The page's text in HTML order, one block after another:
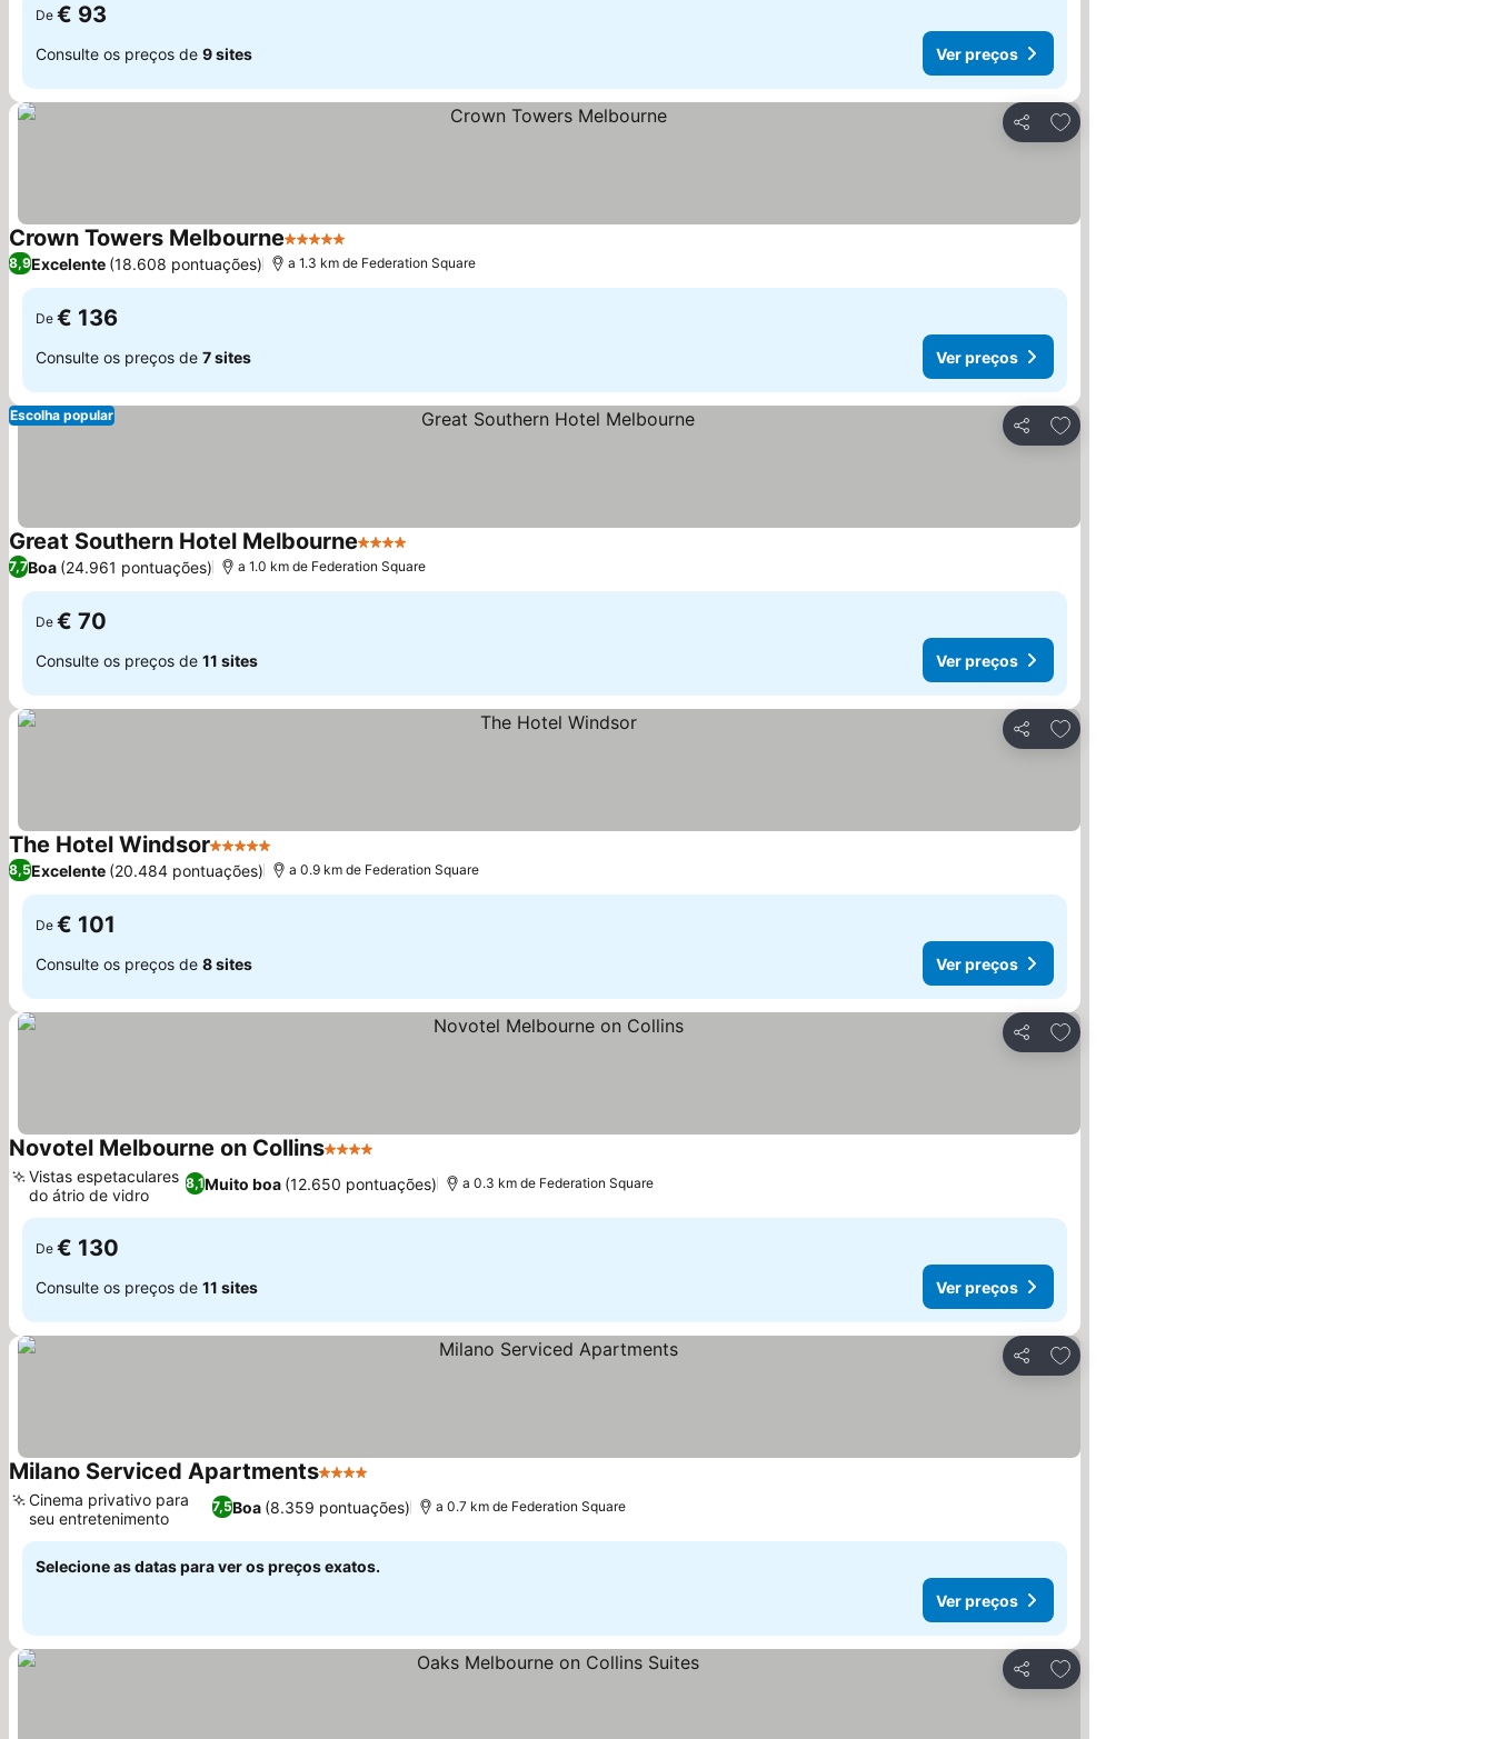
De € 93
Consulte os preços de 9 sites Ver preços
Partilhar
Adicionar aos favoritos
Crown Towers Melbourne5 Estrelas
8,9Excelente (18.608 pontuações) a 1.3 km de Federation Square
De € 136
Consulte os preços de 7 sites Ver preços
Partilhar
Adicionar aos favoritos
Escolha popular
Great Southern Hotel Melbourne4 Estrelas
7,7Boa (24.961 pontuações) a 1.0 km de Federation Square
De € 70
Consulte os preços de 11 sites Ver preços
Partilhar
Adicionar aos favoritos
The Hotel Windsor5 Estrelas
8,5Excelente (20.484 pontuações) a 0.9 km de Federation Square
De € 101
Consulte os preços de 8 sites Ver preços
Partilhar
Adicionar aos favoritos
Novotel Melbourne on Collins4 Estrelas
8,1Muito boa (12.650 pontuações)
Vistas espetaculares
do átrio de vidro
a 0.3 km de Federation Square
De € 130
Consulte os preços de 11 sites Ver preços
Partilhar
Adicionar aos favoritos
Milano Serviced Apartments4 Estrelas
7,5Boa (8.359 pontuações)
Cinema privativo para
seu entretenimento
a 0.7 km de Federation Square
Selecione as datas para ver os preços exatos.
Ver preços
Partilhar
Adicionar aos favoritos